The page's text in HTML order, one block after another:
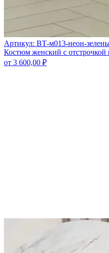
Артикул: ВТ-м013-неон-
Костюм женский с отстрочкой
от 3 600,00 ₽